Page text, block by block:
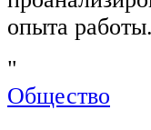
опыта работы.
"
Общество